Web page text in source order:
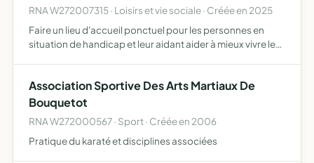
RNA W272007315 · Loisirs et vie sociale · Créée en 2025
Faire un lieu d'accueil ponctuel pour les personnes en
situation de handicap et leur aidant aider à mieux vivre leur
Association Sportive Des Arts Martiaux De
Bouquetot
RNA W272000567 · Sport · Créée en 2006
Pratique du karaté et disciplines associées